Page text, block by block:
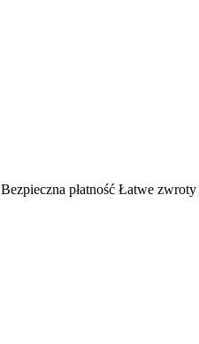
Bezpieczna płatność Łatwe zwroty